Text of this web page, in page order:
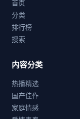
首页
分类
排行榜
搜索
内容分类
热播精选
国产佳作
家庭情感